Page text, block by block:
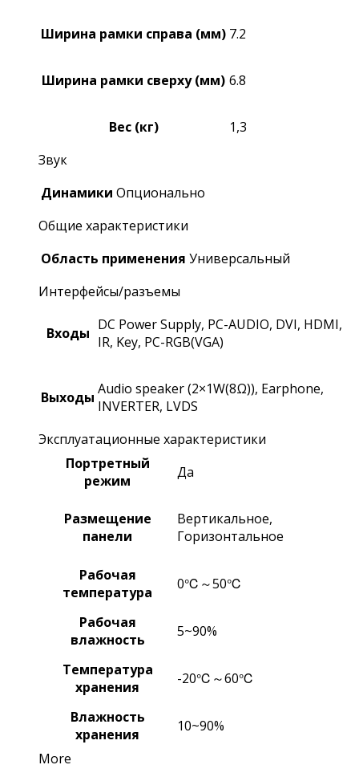
Ширина рамки справа (мм) 7.2
Ширина рамки сверху (мм) 6.8
Вес (кг)
1,3
Звук
Динамики Опционально
Общие характеристики
Область применения Универсальный
Интерфейсы/разъемы
Входы DC Power Supply, PC-AUDIO, DVI, HDMI,
IR, Key, PC-RGB(VGA)
Выходы Audio speaker (2×1W(8Ω)), Earphone,
INVERTER, LVDS
Эксплуатационные характеристики
Портретный
режим
Да
Размещение
панели
Вертикальное,
Горизонтальное
Рабочая
температура
0℃～50℃
Рабочая
влажность
5~90%
Температура
хранения
-20℃～60℃
Влажность
хранения
10~90%
More